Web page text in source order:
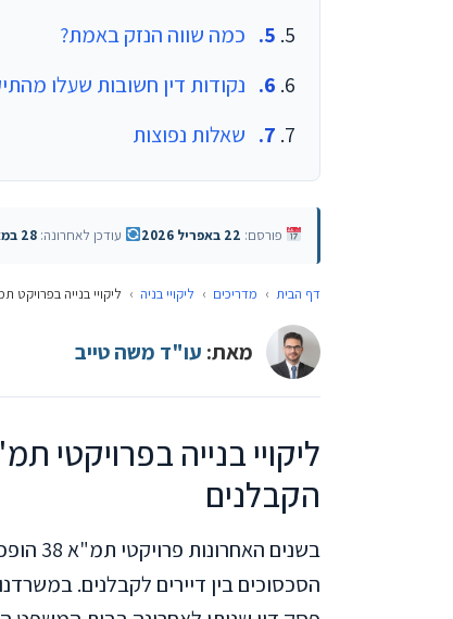
כמה שווה הנזק באמת?
נקודות דין חשובות שעלו
שאלות נפוצות
פורסם: 22 באפריל 2026 עודכן לאחרונה: 28 במאי 2026
דף הבית › מדריכים › ליקויי בניה › ליקויי בנייה בפרויקט תמ"א 38: זכויות הדיירים
מאת: עו"ד משה טייב
הקבלנים
הסכסוכים בין דיירים לקבלנים.